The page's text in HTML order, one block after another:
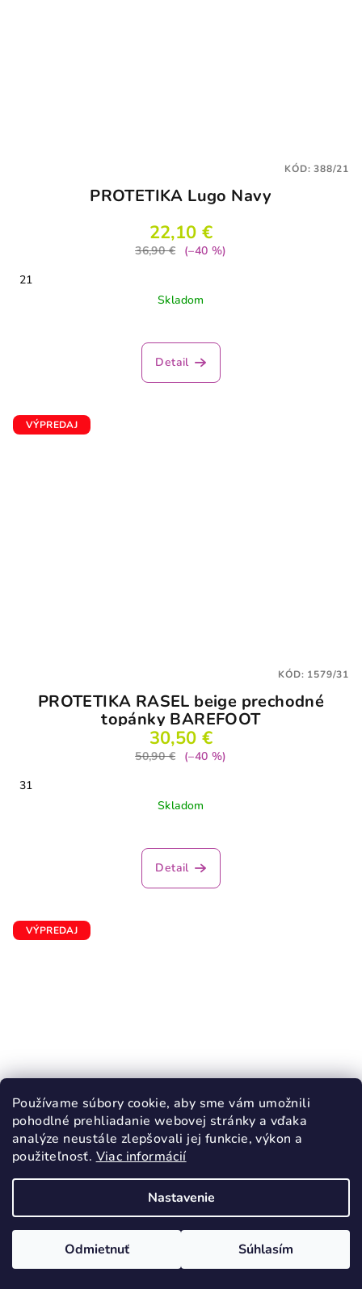
Používame súbory cookie, aby sme vám umožnili
pohodlné prehliadanie webovej stránky a vďaka
analýze neustále zlepšovali jej funkcie, výkon a
použiteľnosť. Viac informácií
Nastavenie
Odmietnuť Súhlasím
PROTETIKA Lugo Navy
22,10 €
36,90 €
(–40 %)
21
Skladom
Detail
KÓD:388/21
VÝPREDAJ
PROTETIKA RASEL beige prechodné
topánky BAREFOOT
30,50 €
50,90 €
(–40 %)
31
Skladom
Detail
KÓD: 1579/31
VÝPREDAJ
PROTETIKA TITA terakota prechodné
topánky barefoot
KÓD:2352/24